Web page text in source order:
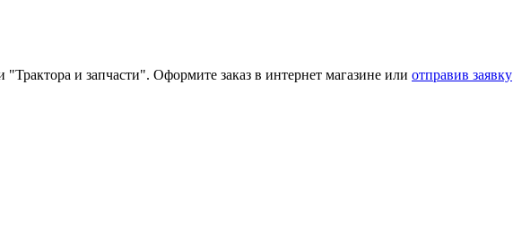
и запчасти". Оформите заказ в интернет магазине или отправив заявку